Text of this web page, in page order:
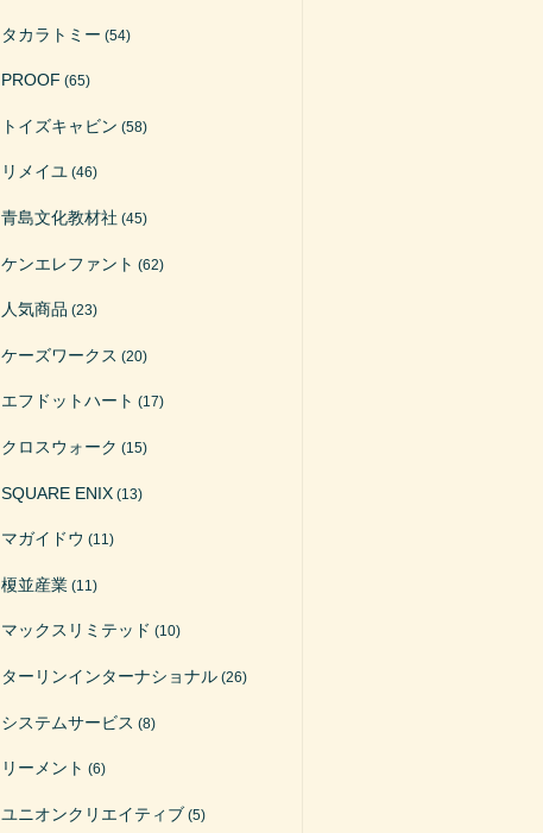
タカラトミー (54)
PROOF (65)
トイズキャビン (58)
リメイユ (46)
青島文化教材社 (45)
ケンエレファント (62)
人気商品 (23)
ケーズワークス (20)
エフドットハート (17)
クロスウォーク (15)
SQUARE ENIX (13)
マガイドウ (11)
榎並産業 (11)
マックスリミテッド (10)
ターリンインターナショナル (26)
システムサービス (8)
リーメント (6)
ユニオンクリエイティブ (5)